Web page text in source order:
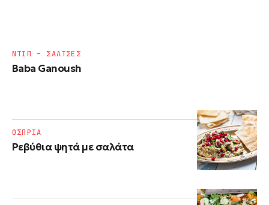
Baba Ganoush
ΝΤΙΠ – ΣΑΛΤΣΕΣ
Ρεβύθια ψητά με σαλάτα
ΟΣΠΡΙΑ